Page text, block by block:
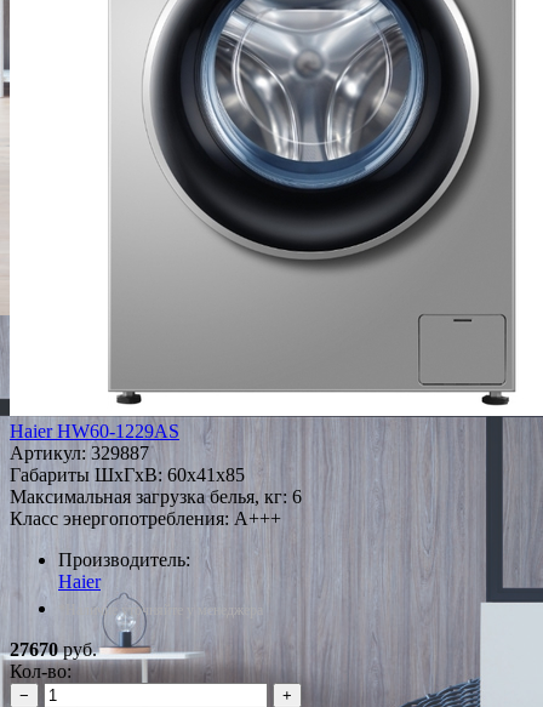
Haier HW60-1229AS
Артикул: 329887
Габариты ШxГxВ: 60x41x85
Максимальная загрузка белья, кг: 6
Класс энергопотребления: A+++
Производитель:
Haier
*Наличие уточняйте у менеджера
27670руб.
Кол-во:
−
+